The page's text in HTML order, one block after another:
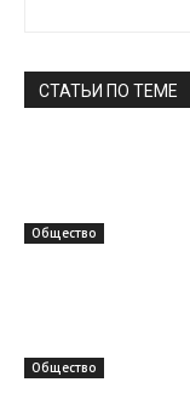
СТАТЬИ ПО ТЕМЕ
Общество
Общество